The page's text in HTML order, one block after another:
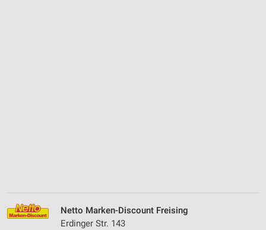
Netto Marken-Discount Freising
Erdinger Str. 143